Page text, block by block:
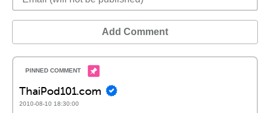
Add Comment
ThaiPod101.com
2010-08-10 18:30:00